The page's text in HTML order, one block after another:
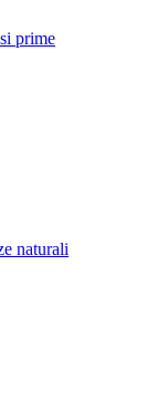
prime
naturali